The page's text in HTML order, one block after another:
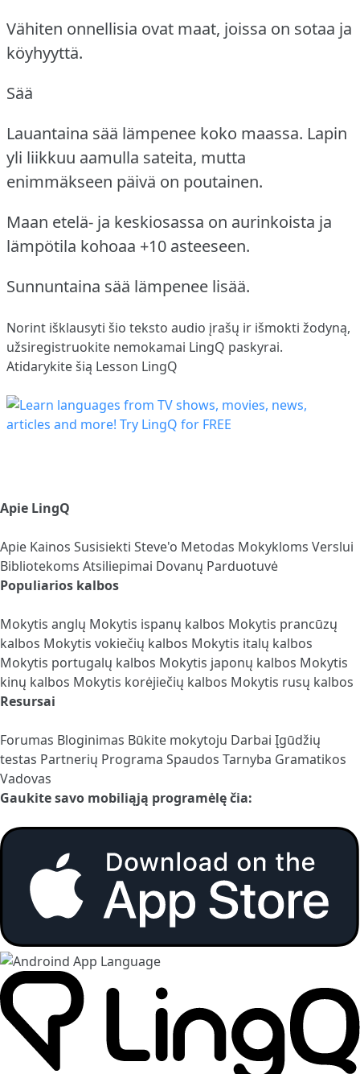
Vähiten onnellisia ovat maat, joissa on sotaa ja
köyhyyttä.
Sää
Lauantaina sää lämpenee koko maassa. Lapin
yli liikkuu aamulla sateita, mutta
enimmäkseen päivä on poutainen.
Maan etelä- ja keskiosassa on aurinkoista ja
lämpötila kohoaa +10 asteeseen.
Sunnuntaina sää lämpenee lisää.
Norint išklausyti šio teksto audio įrašų ir išmokti žodyną,
užsiregistruokite nemokamai LingQ paskyrai.
Atidarykite šią Lesson LingQ
Apie LingQ
Apie Kainos Susisiekti Steve'o Metodas Mokykloms Verslui
Bibliotekoms Atsiliepimai Dovanų Parduotuvė
Populiarios kalbos
Mokytis anglų Mokytis ispanų kalbos Mokytis prancūzų
kalbos Mokytis vokiečių kalbos Mokytis italų kalbos
Mokytis portugalų kalbos Mokytis japonų kalbos Mokytis
kinų kalbos Mokytis korėjiečių kalbos Mokytis rusų kalbos
Resursai
Forumas Bloginimas Būkite mokytoju Darbai Įgūdžių
testas Partnerių Programa Spaudos Tarnyba Gramatikos
Vadovas
Gaukite savo mobiliąją programėlę čia: